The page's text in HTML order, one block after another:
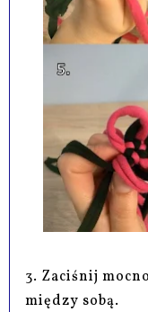
3. Zaciśnij
między sobą.